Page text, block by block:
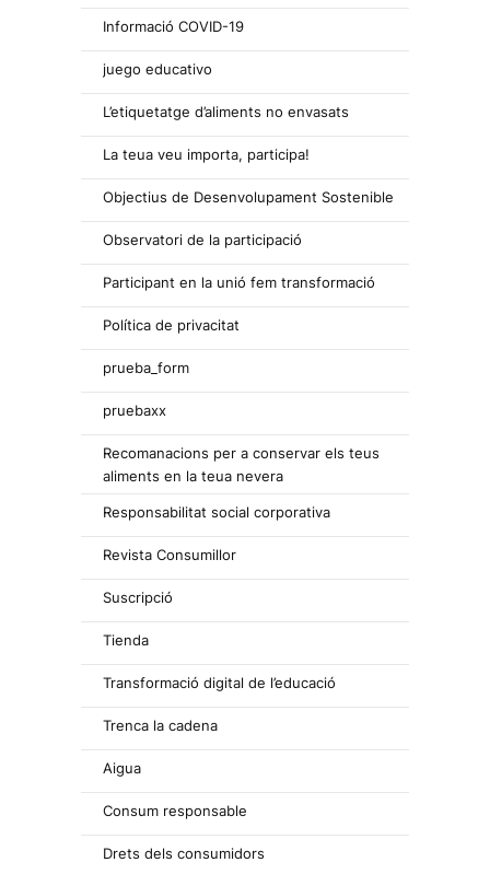
Informació COVID-19
juego educativo
L’etiquetatge d’aliments no envasats
La teua veu importa, participa!
Objectius de Desenvolupament Sostenible
Observatori de la participació
Participant en la unió fem transformació
Política de privacitat
prueba_form
pruebaxx
Recomanacions per a conservar els teus
aliments en la teua nevera
Responsabilitat social corporativa
Revista Consumillor
Suscripció
Tienda
Transformació digital de l’educació
Trenca la cadena
Aigua
Consum responsable
Drets dels consumidors